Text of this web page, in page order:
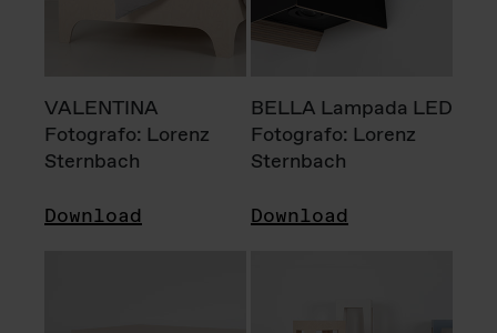
VALENTINA
Fotografo: Lorenz
Sternbach
Download
BELLA Lampada LED
Fotografo: Lorenz
Sternbach
Download